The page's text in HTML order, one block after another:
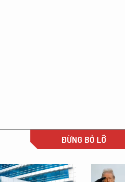
ĐỪNG BỎ LỠ